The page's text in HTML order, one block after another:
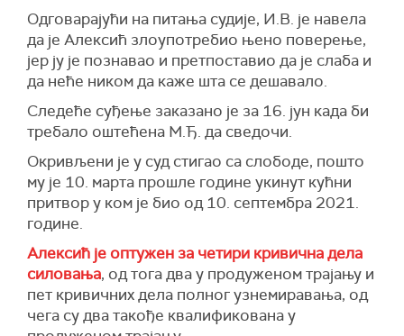
Одговарајући на питања судије, И.В. је навела
да је Алексић злоупотребио њено поверење,
јер ју је познавао и претпоставио да је слаба и
да неће ником да каже шта се дешавало.
Следеће суђење заказано је за 16. јун када би
требало оштећена М.Ђ. да сведочи.
Окривљени је у суд стигао са слободе, пошто
му је 10. марта прошле године укинут кућни
притвор у ком је био од 10. септембра 2021.
године.
Алексић је оптужен за четири кривична дела
силовања, од тога два у продуженом трајању и
пет кривичних дела полног узнемиравања, од
чега су два такође квалификована у